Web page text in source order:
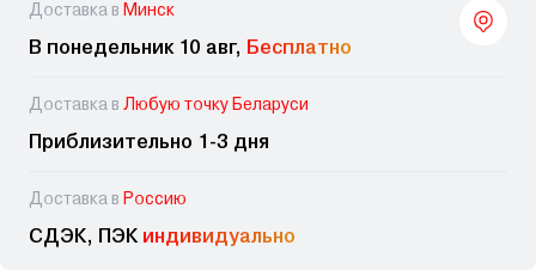
Доставка в Минск
В понедельник 10 авг, Бесплатно
Доставка в Любую точку Беларуси
Приблизительно 1-3 дня
Доставка в Россию
СДЭК, ПЭК индивидуально